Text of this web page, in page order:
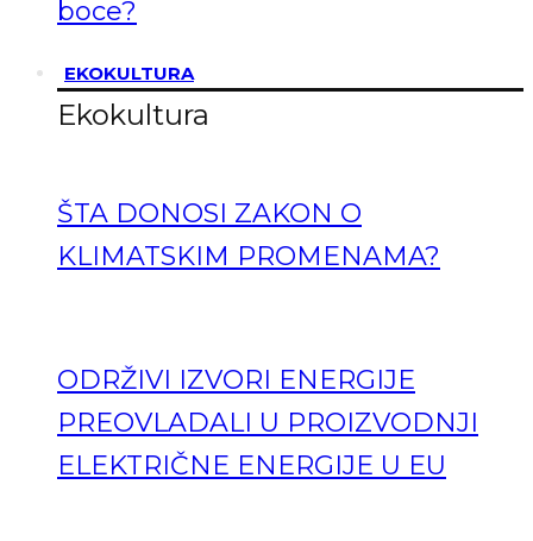
boce?
EKOKULTURA
Ekokultura
ŠTA DONOSI ZAKON O
KLIMATSKIM PROMENAMA?
ODRŽIVI IZVORI ENERGIJE
PREOVLADALI U PROIZVODNJI
ELEKTRIČNE ENERGIJE U EU